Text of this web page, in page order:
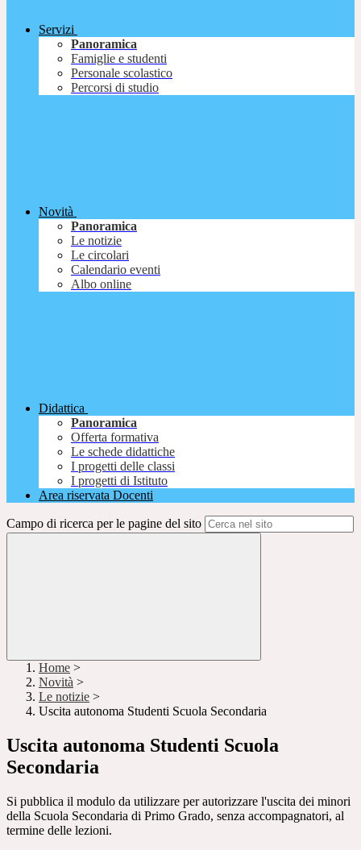
Servizi
Panoramica
Famiglie e studenti
Personale scolastico
Percorsi di studio
Novità
Panoramica
Le notizie
Le circolari
Calendario eventi
Albo online
Didattica
Panoramica
Offerta formativa
Le schede didattiche
I progetti delle classi
I progetti di Istituto
Area riservata Docenti
Campo di ricerca per le pagine del sito
Home >
Novità >
Le notizie >
Uscita autonoma Studenti Scuola Secondaria
Uscita autonoma Studenti Scuola
Secondaria
Si pubblica il modulo da utilizzare per autorizzare l'uscita dei minori
della Scuola Secondaria di Primo Grado, senza accompagnatori, al
termine delle lezioni.